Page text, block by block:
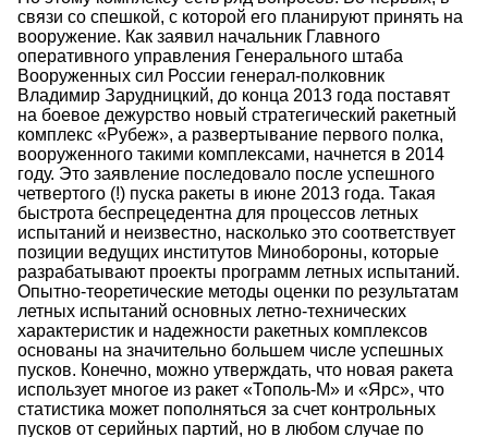
связи со спешкой, с которой его планируют принять на
вооружение. Как заявил начальник Главного
оперативного управления Генерального штаба
Вооруженных сил России генерал-полковник
Владимир Зарудницкий, до конца 2013 года поставят
на боевое дежурство новый стратегический ракетный
комплекс «Рубеж», а развертывание первого полка,
вооруженного такими комплексами, начнется в 2014
году. Это заявление последовало после успешного
четвертого (!) пуска ракеты в июне 2013 года. Такая
быстрота беспрецедентна для процессов летных
испытаний и неизвестно, насколько это соответствует
позиции ведущих институтов Минобороны, которые
разрабатывают проекты программ летных испытаний.
Опытно-теоретические методы оценки по результатам
летных испытаний основных летно-технических
характеристик и надежности ракетных комплексов
основаны на значительно большем числе успешных
пусков. Конечно, можно утверждать, что новая ракета
использует многое из ракет «Тополь-М» и «Ярс», что
статистика может пополняться за счет контрольных
пусков от серийных партий, но в любом случае по